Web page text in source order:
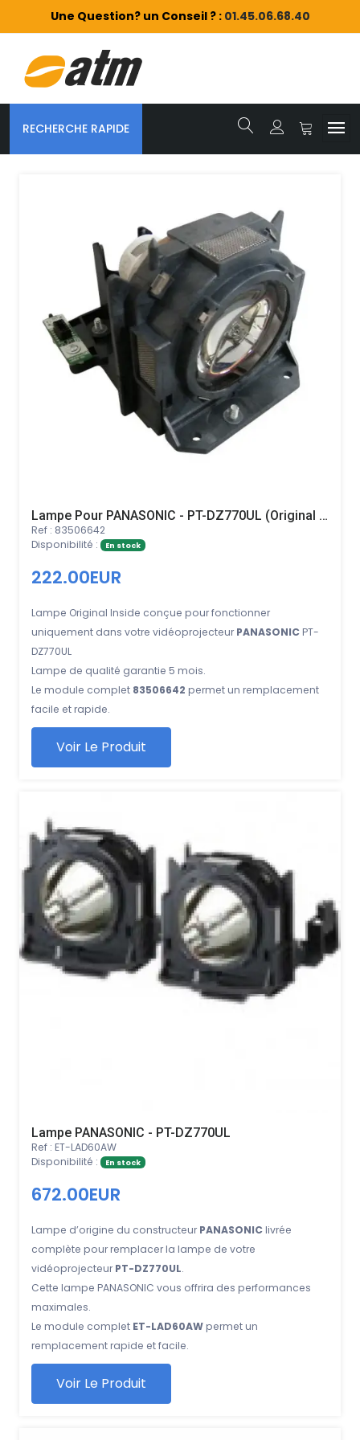
Une Question? un Conseil ? : 01.45.06.68.40
RECHERCHE RAPIDE
Lampe Pour PANASONIC - PT-DZ770UL (Original Inside)
Ref : 83506642
Disponibilité :
En stock
222.00EUR
Lampe Original Inside conçue pour fonctionner
uniquement dans votre vidéoprojecteur PANASONICPT-
DZ770UL
Lampe de qualité garantie 5 mois.
Le module complet 83506642 permet un remplacement
facile et rapide.
Voir Le Produit
Lampe PANASONIC - PT-DZ770UL
Ref : ET-LAD60AW
Disponibilité :
En stock
672.00EUR
Lampe d’origine du constructeur PANASONIClivrée
complète pour remplacer la lampe de votre
vidéoprojecteur PT-DZ770UL.
Cette lampe PANASONIC vous offrira des performances
maximales.
Le module complet ET-LAD60AWpermet un
remplacement rapide et facile.
Voir Le Produit